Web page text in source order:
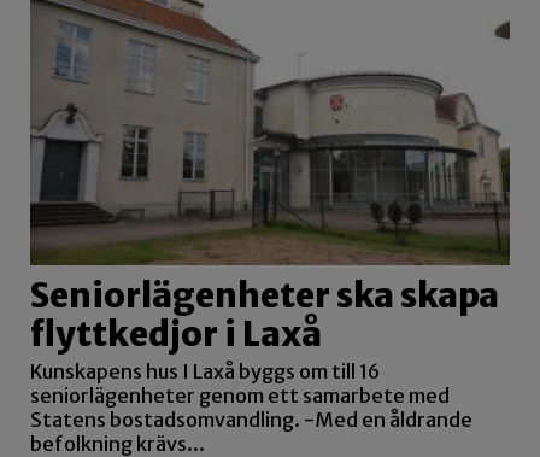
Seniorlägenheter ska skapa
flyttkedjor i Laxå
Kunskapens hus I Laxå byggs om till 16
seniorlägenheter genom ett samarbete med
Statens bostadsomvandling. -Med en åldrande
befolkning krävs...